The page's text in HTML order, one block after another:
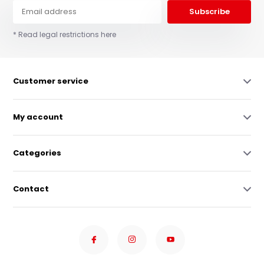
Subscribe
* Read legal restrictions here
Customer service
My account
Categories
Contact